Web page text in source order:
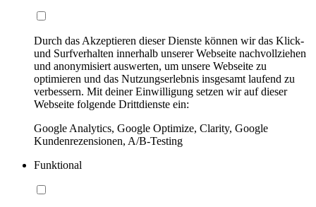
Durch das Akzeptieren dieser Dienste können wir das Klick-
und Surfverhalten innerhalb unserer Webseite nachvollziehen
und anonymisiert auswerten, um unsere Webseite zu
optimieren und das Nutzungserlebnis insgesamt laufend zu
verbessern. Mit deiner Einwilligung setzen wir auf dieser
Webseite folgende Drittdienste ein:
Google Analytics, Google Optimize, Clarity, Google
Kundenrezensionen, A/B-Testing
Funktional